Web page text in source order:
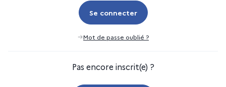
Se connecter
Se connecter
Mot de passe oublié ?
Pas encore inscrit(e) ?